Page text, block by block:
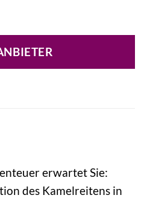
erwartet Sie:
des Kamelreitens in